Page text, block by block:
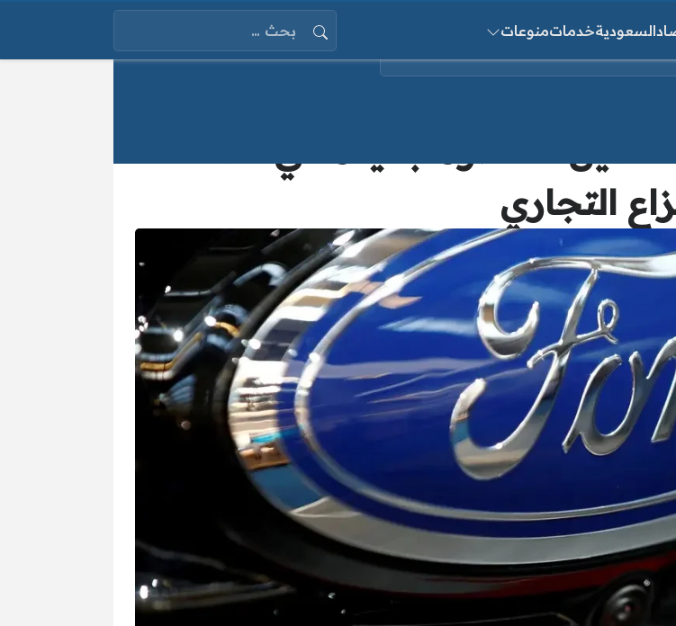
السعوديةخدماتمنوعات
البحث عن:
التجاري